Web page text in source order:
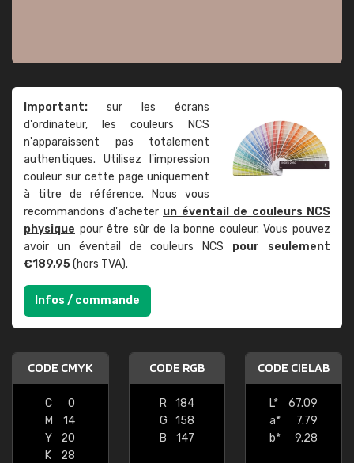
Important: sur les écrans
d'ordinateur, les couleurs NCS
n'apparaissent pas totalement
authentiques. Utilisez l'impression
couleur sur cette page uniquement
à titre de référence. Nous vous
recommandons d'acheter un éventail de couleurs NCS
physique pour être sûr de la bonne couleur. Vous pouvez
avoir un éventail de couleurs NCS pour seulement
€189,95(hors TVA).
Infos / commande
CODE CMYK
C
0
M
14
Y
20
K
28
CODE RGB
R
184
G
158
B
147
CODE CIELAB
L*
67.09
a*
7.79
b*
9.28